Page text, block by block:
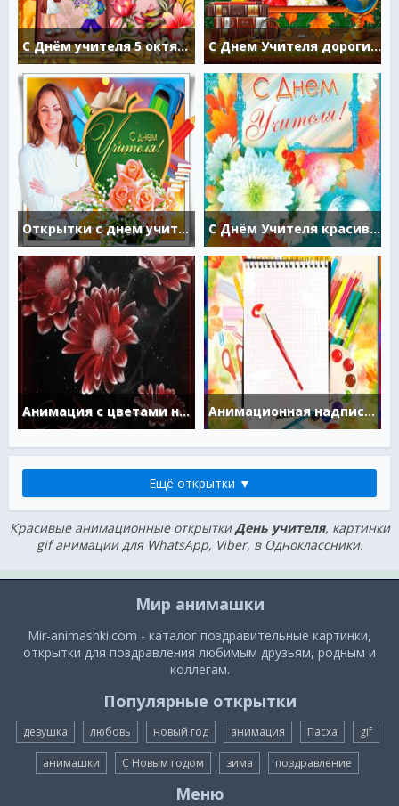
С Днём учителя 5 октября С Днем Учителя дорогие и любимые наши учителя
Открытки с днем учителя к 5 октября С Днём Учителя красивые
Анимация с цветами на день Учителя Анимационная надпись С Днем Учителя
Ещё открытки ▼
Красивые анимационные открыткиДень учителя, картинки
gif анимации для WhatsApp, Viber, в Одноклассники.
Мир анимашки
Mir-animashki.com - каталог поздравительные картинки,
открытки для поздравления любимым друзьям, родным и
коллегам.
Популярные открытки
девушка любовь новый год анимация Пасха gif
анимашки С Новым годом зима поздравление
Меню